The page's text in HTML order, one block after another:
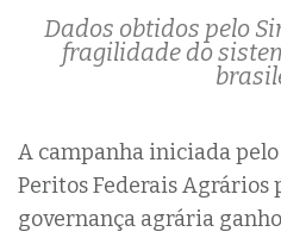
Dados obtidos pelo
fragilidade do
A campanha iniciada
Peritos Federais Agrários
governança agrária